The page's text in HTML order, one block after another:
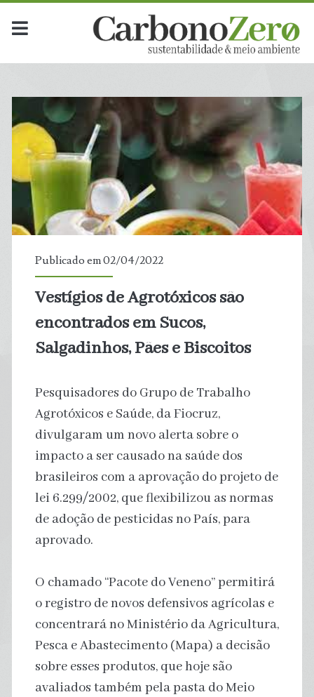
Publicado em 02/04/2022
Vestígios de Agrotóxicos são
encontrados em Sucos,
Salgadinhos, Pães e Biscoitos
Pesquisadores do Grupo de Trabalho
Agrotóxicos e Saúde, da Fiocruz,
divulgaram um novo alerta sobre o
impacto a ser causado na saúde dos
brasileiros com a aprovação do projeto de
lei 6.299/2002, que flexibilizou as normas
de adoção de pesticidas no País, para
aprovado.
O chamado “Pacote do Veneno” permitirá
o registro de novos defensivos agrícolas e
concentrará no Ministério da Agricultura,
Pesca e Abastecimento (Mapa) a decisão
sobre esses produtos, que hoje são
avaliados também pela pasta do Meio